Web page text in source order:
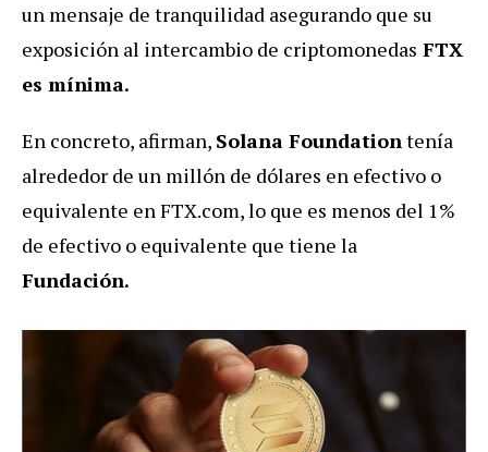
un mensaje de tranquilidad asegurando que su
exposición al intercambio de criptomonedas FTX
es mínima.
En concreto, afirman, Solana Foundationtenía
alrededor de un millón de dólares en efectivo o
equivalente en FTX.com, lo que es menos del 1%
de efectivo o equivalente que tiene la
Fundación.